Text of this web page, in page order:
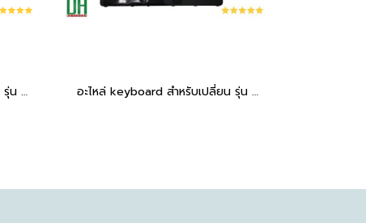
อะไหล่ keyboard สำหรับเปลี่ยน รุ่น EliteBook 840 G9 830 G9 845 G9 EliteBook 830 G9 G10 840 G9 G10 845 G9 1040 G9 G10 มีไฟ อะไหล่ keyboard สำหรับเปลี่ยน รุ่น ELITEBOOK 820 G3 820 G4, 725 G3,725 G4 BACKLIT มีไฟ มีปุ่มเมาส์